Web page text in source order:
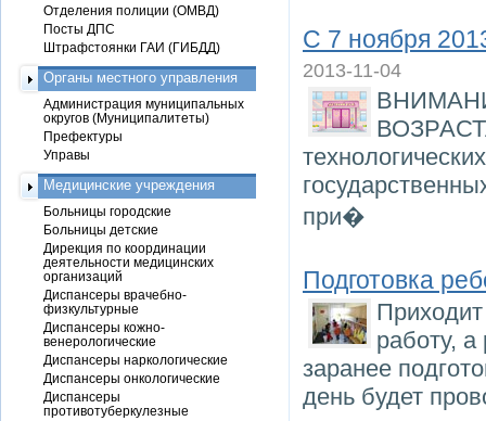
С 7 ноября
2013-11-04
при�
Подготовка
работу,
заранее
день будет
Отделения полиции (ОМВД)
Посты ДПС
Штрафстоянки ГАИ (ГИБДД)
Органы местного управления
Администрация муниципальных
округов (Муниципалитеты)
Префектуры
Управы
Медицинские учреждения
Больницы городские
Больницы детские
Дирекция по координации
деятельности медицинских
организаций
Диспансеры врачебно-
физкультурные
Диспансеры кожно-
венерологические
Диспансеры наркологические
Диспансеры онкологические
Диспансеры
противотуберкулезные